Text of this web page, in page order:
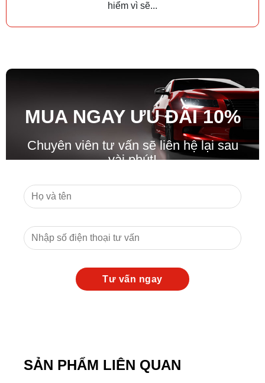
hiểm vì sẽ...
MUA NGAY ƯU ĐÃI10%
Chuyên viên tư vấn sẽ liên hệ lại sau
vài phút!
SẢN PHẨM LIÊN QUAN